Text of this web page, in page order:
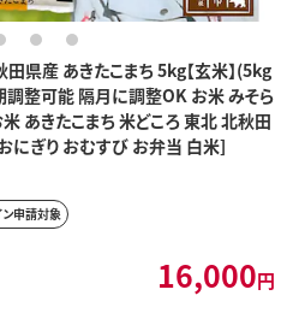
県産 あきたこまち 5kg【玄米】(5kg
整可能 隔月に調整OK お米 みそら
あきたこまち 米どころ 東北 北秋田
にぎり おむすび お弁当 白米]
2 3 4
ン申請対象
16,000円